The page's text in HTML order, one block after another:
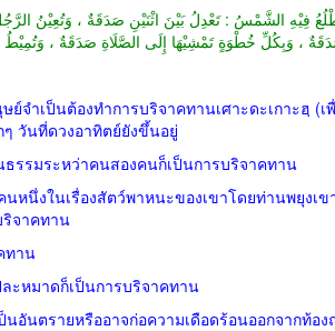
الشَّمْسُ : تَعْدِلُ بَيْنَ اثْنَيْنِ صَدَقَةٌ ، وَتُعِيْنُ الرَّجُلَ
، وَبِكُلِّ خُطْوَةٍ تَمْشِيْهَا إِلَى الصَّلَاةِ صَدَقَةٌ ،
ย์จำเป็นต้องทำการบริจาคทานเศาะดะเกาะฮฺ (เ
วันที่ดวงอาทิตย์ยังขึ้นอยู่
รรมระหว่าคนสองคนก็เป็นการบริจาคทาน
หนึ่งในเรื่องสัตว์พาหนะของเขาโดยท่านพยุง
จาคทาน
ทาน
ะหมาดก็เป็นการบริจาคทาน
นตรายหรืออาจก่อความเดือดร้อนออกจากท้อ